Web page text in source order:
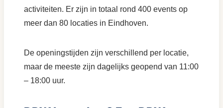
activiteiten. Er zijn in totaal rond 400 events op
meer dan 80 locaties in Eindhoven.
De openingstijden zijn verschillend per locatie,
maar de meeste zijn dagelijks geopend van 11:00
– 18:00 uur.